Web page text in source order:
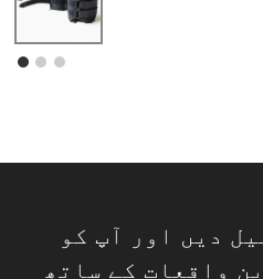
دیں اور آپ کو
واقعات کے ساتھ